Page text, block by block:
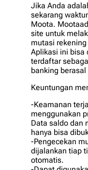
Jika Anda
sekarang
Moota.
site untuk
mutasi
Aplikasi ini bisa
terdaftar
banking
Keuntungan
-Keamanan
menggunakan
Data saldo dan
hanya bisa
-Pengecekan
dijalankan tiap
otomatis.